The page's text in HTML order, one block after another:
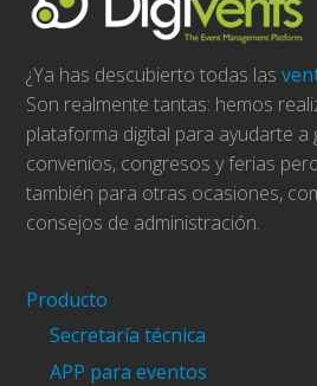
¿Ya has descubierto todas las
Son realmente tantas: hemos
plataforma digital para ayudarte a
convenios, congresos y ferias
también para otras ocasiones,
consejos de administración.
Producto
Secretaría técnica
APP para eventos